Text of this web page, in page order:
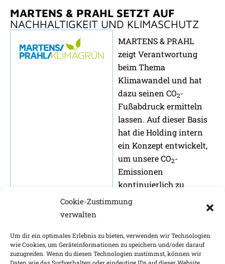
Cookie-Zustimmung
verwalten
Um dir ein optimales Erlebnis zu bieten, verwenden wir Technologien
wie Cookies, um Geräteinformationen zu speichern und/oder darauf
zuzugreifen. Wenn du diesen Technologien zustimmst, können wir
MARTENS & PRAHL SETZT AUF
NACHHALTIGKEIT UND KLIMASCHUTZ
MARTENS & PRAHL
zeigt Verantwortung
beim Thema
Klimawandel und hat
dazu seinen CO2-
Fußabdruck ermitteln
lassen. Auf dieser Basis
hat die Holding intern
ein Konzept entwickelt,
um unsere CO2-
Emissionen
kontinuierlich zu
reduzieren.
hier.